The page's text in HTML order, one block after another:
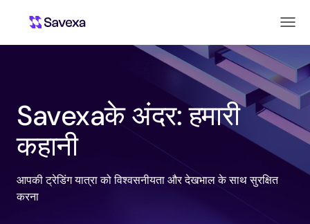
Savexaके अंदर: हमारी
कहानी
आपकी ट्रेडिंग यात्रा को विश्वसनीयता और देखभाल के साथ सुरक्षित
करना